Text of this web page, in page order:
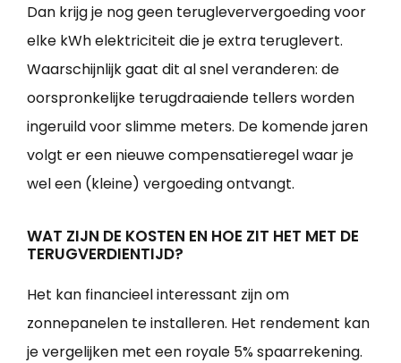
Dan krijg je nog geen terugleververgoeding voor
elke kWh elektriciteit die je extra teruglevert.
Waarschijnlijk gaat dit al snel veranderen: de
oorspronkelijke terugdraaiende tellers worden
ingeruild voor slimme meters. De komende jaren
volgt er een nieuwe compensatieregel waar je
wel een (kleine) vergoeding ontvangt.
WAT ZIJN DE KOSTEN EN HOE ZIT HET MET DE
TERUGVERDIENTIJD?
Het kan financieel interessant zijn om
zonnepanelen te installeren. Het rendement kan
je vergelijken met een royale 5% spaarrekening.